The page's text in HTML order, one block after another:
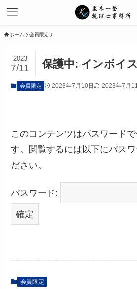
ホーム 会員限定
保護中: インボイ
2023
7/11
会員限定 2023年7月10日 2023年7月
このコンテンツはパスワード
す。閲覧するには以下にパスワ
ださい。
パスワード:
会員限定